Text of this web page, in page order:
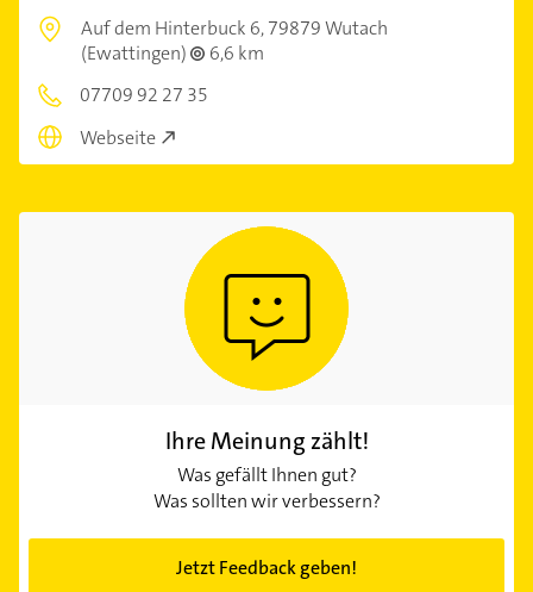
Auf dem Hinterbuck 6,79879 Wutach
(Ewattingen)
6,6 km
07709 92 27 35
Webseite
Ihre Meinung zählt!
Was gefällt Ihnen gut?
Was sollten wir verbessern?
Jetzt Feedback geben!